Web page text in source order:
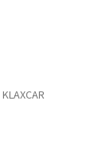
KLAXCAR